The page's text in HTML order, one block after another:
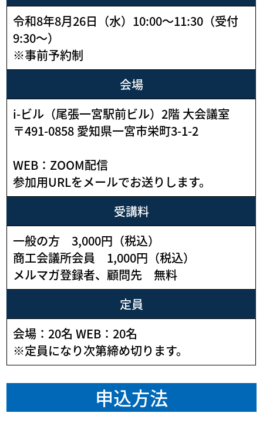
令和8年8月26日（水）10:00〜11:30（受付
9:30〜）
※事前予約制
会場
i-ビル（尾張一宮駅前ビル）2階 大会議室
〒491-0858 愛知県一宮市栄町3-1-2
WEB：ZOOM配信
参加用URLをメールでお送りします。
受講料
一般の方 3,000円（税込）
商工会議所会員 1,000円（税込）
メルマガ登録者、顧問先 無料
定員
会場：20名 WEB：20名
※定員になり次第締め切ります。
申込方法